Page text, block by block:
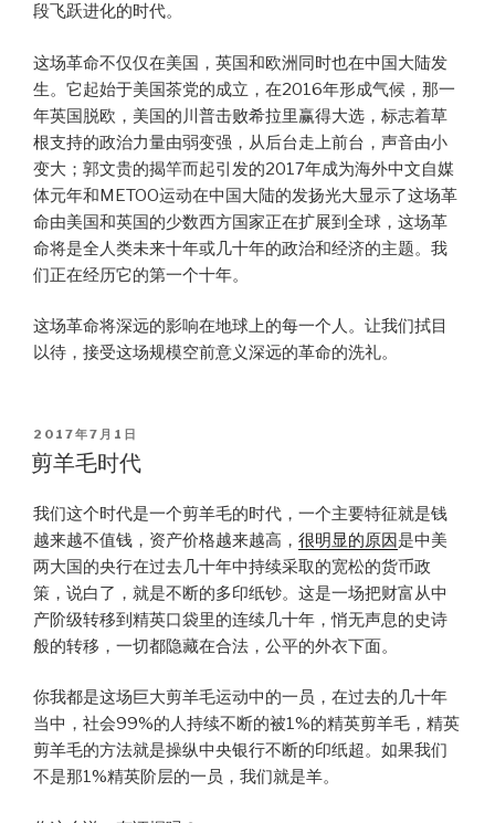
段飞跃进化的时代。
这场革命不仅仅在美国，英国和欧洲同时也在中国大陆发
生。它起始于美国茶党的成立，在2016年形成气候，那一
年英国脱欧，美国的川普击败希拉里赢得大选，标志着草
根支持的政治力量由弱变强，从后台走上前台，声音由小
变大；郭文贵的揭竿而起引发的2017年成为海外中文自媒
体元年和METOO运动在中国大陆的发扬光大显示了这场革
命由美国和英国的少数西方国家正在扩展到全球，这场革
命将是全人类未来十年或几十年的政治和经济的主题。我
们正在经历它的第一个十年。
这场革命将深远的影响在地球上的每一个人。让我们拭目
以待，接受这场规模空前意义深远的革命的洗礼。
POSTED
ON
2017年7月1日
剪羊毛时代
我们这个时代是一个剪羊毛的时代，一个主要特征就是钱
越来越不值钱，资产价格越来越高， 很明显的原因是中美
两大国的央行在过去几十年中持续采取的宽松的货币政
策，说白了，就是不断的多印纸钞。这是一场把财富从中
产阶级转移到精英口袋里的连续几十年，悄无声息的史诗
般的转移，一切都隐藏在合法，公平的外衣下面。
你我都是这场巨大剪羊毛运动中的一员，在过去的几十年
当中，社会99%的人持续不断的被1%的精英剪羊毛，精英
剪羊毛的方法就是操纵中央银行不断的印纸超。如果我们
不是那1%精英阶层的一员，我们就是羊。